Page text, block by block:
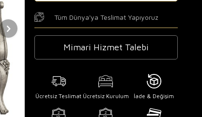
Tüm Dünya'ya Teslimat Yapıyoruz
Mimari Hizmet Talebi
Ücretsiz Teslimat Ücretsiz Kurulum İade & Değişim